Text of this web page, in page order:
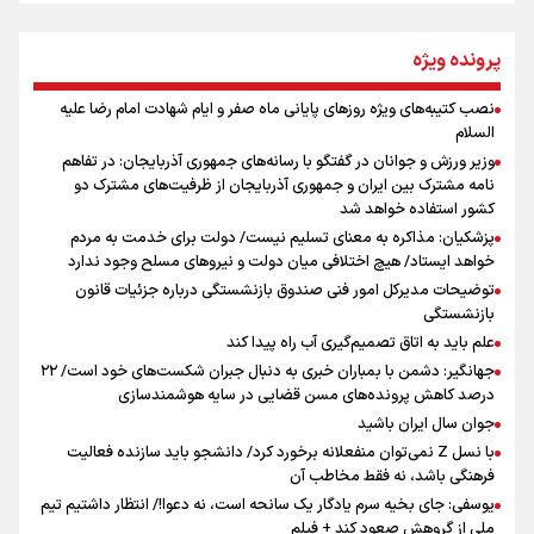
جمله‌ای که بغض چهارماهه را شکست؛ «آهای مردم، آقا از
تهران رفتند»
سه حسرتی که به دلم ماند
اینفو برنا/ میزان مالیات بر ارزش افزوده چقدر است؟
اینفو برنا / ۴ مسیر اصلی پیاده روی اربعین در عراق
پرونده ویژه
نصب کتیبه‌های ویژه روزهای پایانی ماه صفر و ایام شهادت امام رضا علیه
السلام
وزیر ورزش و جوانان در گفتگو با رسانه‌های جمهوری آذربایجان: در تفاهم
نامه مشترک بین ایران و جمهوری آذربایجان از ظرفیت‌های مشترک دو
کشور استفاده خواهد شد
پزشکیان: مذاکره به معنای تسلیم نیست/ دولت برای خدمت به مردم
خواهد ایستاد/ هیچ اختلافی میان دولت و نیروهای مسلح وجود ندارد
توضیحات مدیرکل امور فنی صندوق بازنشستگی درباره جزئیات قانون
بازنشستگی
علم باید به اتاق تصمیم‌گیری آب راه پیدا کند
جهانگیر: دشمن با بمباران خبری به دنبال جبران شکست‌های خود است/ ۲۲
درصد کاهش پرونده‌های مسن قضایی در سایه هوشمندسازی
جوان سال ایران باشید
با نسل Z نمی‌توان منفعلانه برخورد کرد/ دانشجو باید سازنده فعالیت
فرهنگی باشد، نه فقط مخاطب آن
یوسفی: جای بخیه سرم یادگار یک سانحه است، نه دعوا!/ انتظار داشتیم تیم
ملی از گروهش صعود کند + فیلم